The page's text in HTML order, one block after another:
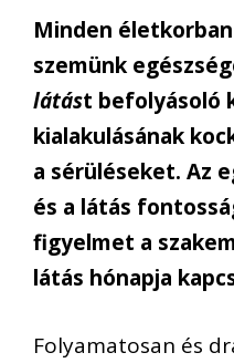
Minden
szemünk
látást befolyásoló
kialakulásának
a sérüléseket. Az
és a látás
figyelmet a
látás hónapja
Folyamatosan és